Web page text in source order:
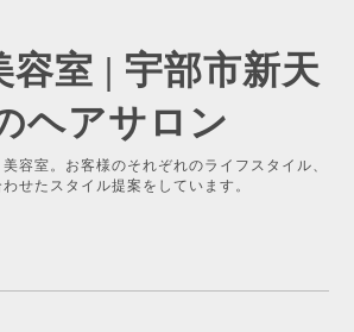
容室 | 宇部市新天
ヘアサロン
容室。お客様のそれぞれのライフスタイル、
せたスタイル提案をしています。